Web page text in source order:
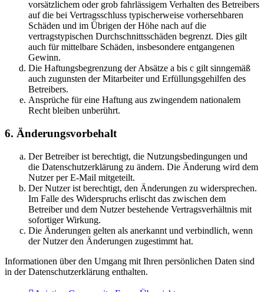
vorsätzlichem oder grob fahrlässigem Verhalten des Betreibers
auf die bei Vertragsschluss typischerweise vorhersehbaren
Schäden und im Übrigen der Höhe nach auf die
vertragstypischen Durchschnittsschäden begrenzt. Dies gilt
auch für mittelbare Schäden, insbesondere entgangenen
Gewinn.
Die Haftungsbegrenzung der Absätze a bis c gilt sinngemäß
auch zugunsten der Mitarbeiter und Erfüllungsgehilfen des
Betreibers.
Ansprüche für eine Haftung aus zwingendem nationalem
Recht bleiben unberührt.
6. Änderungsvorbehalt
Der Betreiber ist berechtigt, die Nutzungsbedingungen und
die Datenschutzerklärung zu ändern. Die Änderung wird dem
Nutzer per E-Mail mitgeteilt.
Der Nutzer ist berechtigt, den Änderungen zu widersprechen.
Im Falle des Widerspruchs erlischt das zwischen dem
Betreiber und dem Nutzer bestehende Vertragsverhältnis mit
sofortiger Wirkung.
Die Änderungen gelten als anerkannt und verbindlich, wenn
der Nutzer den Änderungen zugestimmt hat.
Informationen über den Umgang mit Ihren persönlichen Daten sind
in der Datenschutzerklärung enthalten.